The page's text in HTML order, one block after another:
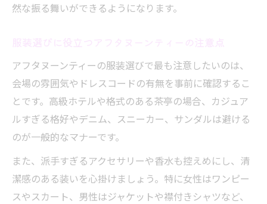
然な振る舞いができるようになります。
アフタヌーンティーの服装選びで最も注意したいのは、
会場の雰囲気やドレスコードの有無を事前に確認するこ
とです。高級ホテルや格式のある茶亭の場合、カジュア
ルすぎる格好やデニム、スニーカー、サンダルは避ける
のが一般的なマナーです。
また、派手すぎるアクセサリーや香水も控えめにし、清
潔感のある装いを心掛けましょう。特に女性はワンピー
スやスカート、男性はジャケットや襟付きシャツなど、